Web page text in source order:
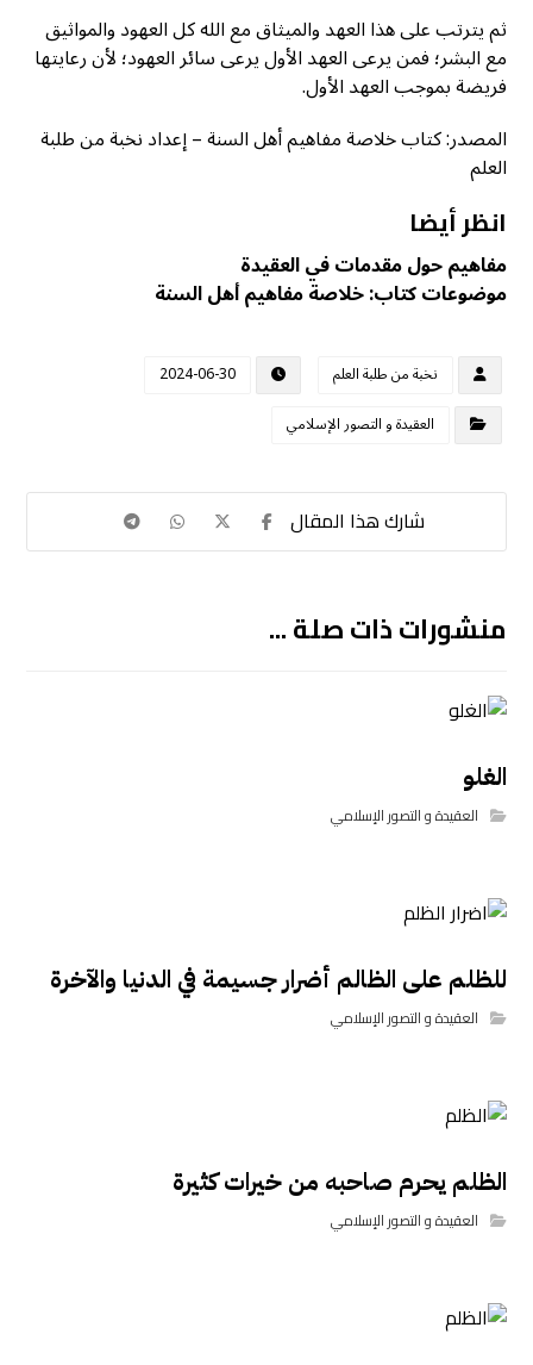
ثم يترتب على هذا العهد والميثاق مع الله كل العهود والمواثيق
مع البشر؛ فمن يرعى العهد الأول يرعى سائر العهود؛ لأن رعايتها
فريضة بموجب العهد الأول.
المصدر: كتاب خلاصة مفاهيم أهل السنة – إعداد نخبة من طلبة
العلم
انظر أيضا
مفاهيم حول مقدمات في العقيدة
موضوعات كتاب: خلاصة مفاهيم أهل السنة
نخبة من طلبة العلم
2024-06-30
العقيدة و التصور الإسلامي
منشورات ذات صلة ...
الغلو
العقيدة و التصور الإسلامي
للظلم على الظالم أضرار جسيمة في الدنيا والآخرة
العقيدة و التصور الإسلامي
الظلم يحرم صاحبه من خيرات كثيرة
العقيدة و التصور الإسلامي